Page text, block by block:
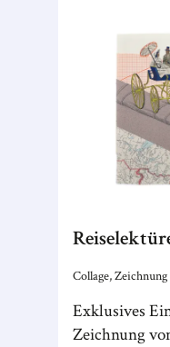
Collage, Zeichnung
Exklusives
Zeichnung